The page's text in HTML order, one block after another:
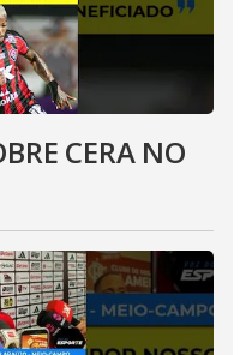
CERA NO